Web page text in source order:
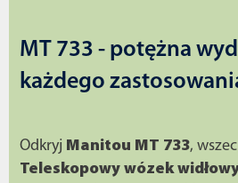
MT 733 - potężna
każdego
Odkryj Manitou MT 733,
Teleskopowy wózek